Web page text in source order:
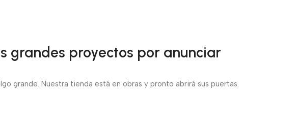
grandes proyectos por anunciar
grande. Nuestra tienda está en obras y pronto abrirá sus puertas.